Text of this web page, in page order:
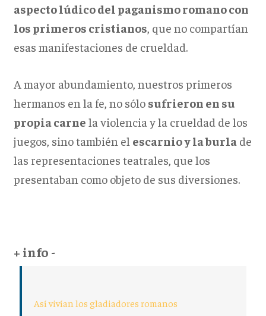
aspecto lúdico del paganismo romano con
los primeros cristianos, que no compartían
esas manifestaciones de crueldad.
A mayor abundamiento, nuestros primeros
hermanos en la fe, no sólo sufrieron en su
propia carne la violencia y la crueldad de los
juegos, sino también el escarnio y la burlade
las representaciones teatrales, que los
presentaban como objeto de sus diversiones.
+ info -
Así vivían los gladiadores romanos